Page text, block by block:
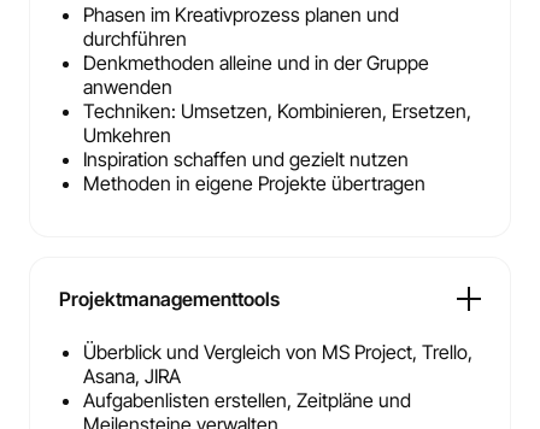
Phasen im Kreativprozess planen und
durchführen
Denkmethoden alleine und in der Gruppe
anwenden
Techniken: Umsetzen, Kombinieren, Ersetzen,
Umkehren
Inspiration schaffen und gezielt nutzen
Methoden in eigene Projekte übertragen
Projektmanagementtools
Überblick und Vergleich von MS Project, Trello,
Asana, JIRA
Aufgabenlisten erstellen, Zeitpläne und
Meilensteine verwalten